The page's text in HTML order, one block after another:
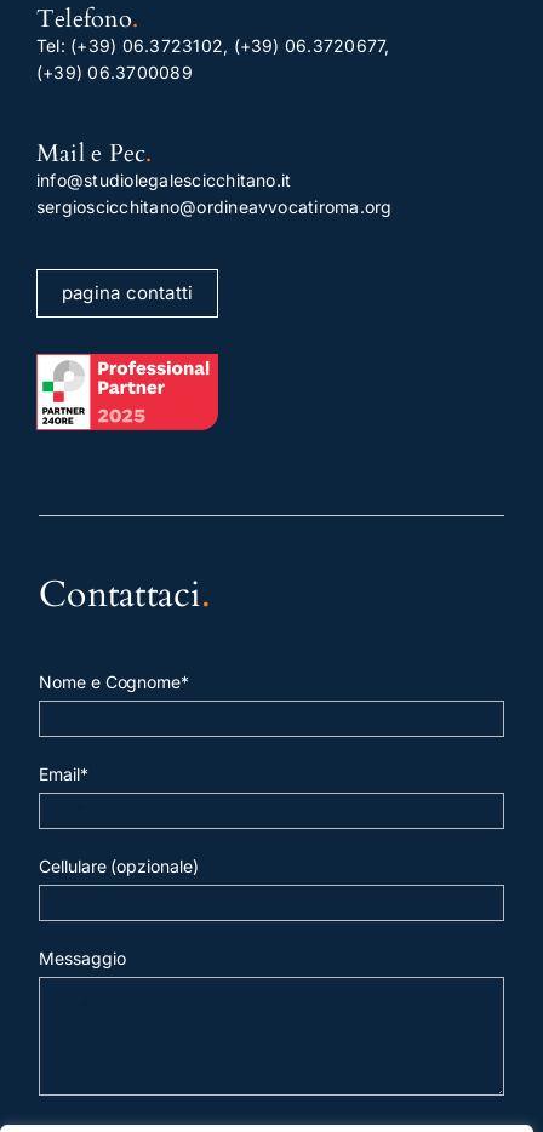
Telefono.
Tel: (+39) 06.3723102, (+39) 06.3720677,
(+39) 06.3700089
Mail e Pec.
info@studiolegalescicchitano.it
sergioscicchitano@ordineavvocatiroma.org
pagina contatti
Contattaci.
Nome e Cognome*
Email*
Cellulare (opzionale)
Messaggio